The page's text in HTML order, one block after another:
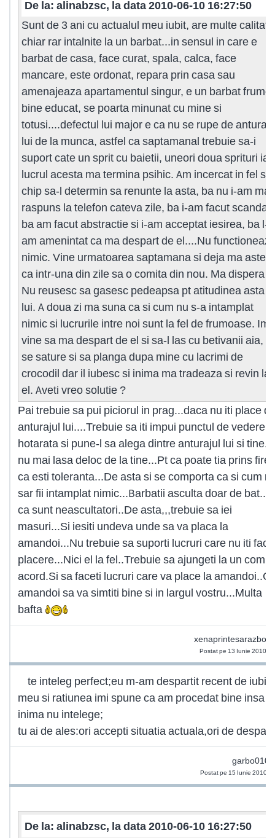
De la: alinabzsc, la data 2010-06-10 16:27:50
Sunt de 3 ani cu actualul meu iubit, are multe calitati
chiar rar intalnite la un barbat...in sensul in care e
barbat de casa, face curat, spala, calca, face
mancare, este ordonat, repara prin casa sau
amenajeaza apartamentul singur, e un barbat
bine educat, se poarta minunat cu mine si
totusi....defectul lui major e ca nu se rupe de
lui de la munca, astfel ca saptamanal trebuie sa-i
suport cate un sprit cu baietii, uneori doua sprituri iar
lucrul acesta ma termina psihic. Am incercat in fel si
chip sa-l determin sa renunte la asta, ba nu i-am mai
raspuns la telefon cateva zile, ba i-am facut scandal,
ba am facut abstractie si i-am acceptat iesirea, ba l-
am amenintat ca ma despart de el....Nu
nimic. Vine urmatoarea saptamana si deja ma astept
ca intr-una din zile sa o comita din nou. Ma dispera !
Nu reusesc sa gasesc pedeapsa pt atitudinea asta a
lui. A doua zi ma suna ca si cum nu s-a intamplat
nimic si lucrurile intre noi sunt la fel de frumoase. Imi
vine sa ma despart de el si sa-l las cu betivanii aia,
se sature si sa planga dupa mine cu lacrimi de
crocodil dar il iubesc si inima ma tradeaza si revin la
el. Aveti vreo solutie ?
Pai trebuie sa pui piciorul in prag...daca nu iti place
anturajul lui....Trebuie sa iti impui punctul de
hotarata si pune-l sa alega dintre anturajul lui si
nu mai lasa deloc de la tine...Pt ca poate tia prins
ca esti toleranta...De asta si se comporta ca si cum
sar fii intamplat nimic...Barbatii asculta doar de
ca sunt neascultatori..De asta,,,trebuie sa iei
masuri...Si iesiti undeva unde sa va placa la
amandoi...Nu trebuie sa suporti lucruri care nu iti face
placere...Nici el la fel..Trebuie sa ajungeti la un
acord.Si sa faceti lucruri care va place la
amandoi sa va simtiti bine si in largul vostru...Multa
bafta
Postat pe 13 Iunie 2010
te inteleg perfect;eu m-am despartit recent de
meu si ratiunea imi spune ca am procedat bine insa
inima nu intelege;
tu ai de ales:ori accepti situatia actuala,ori de
Postat pe 15 Iunie 2010
De la: alinabzsc, la data 2010-06-10 16:27:50